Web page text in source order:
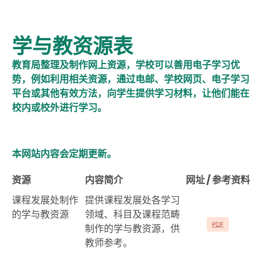
学与教资源表
教育局整理及制作网上资源，学校可以善用电子学习优
势，例如利用相关资源，通过电邮、学校网页、电子学习
平台或其他有效方法，向学生提供学习材料，让他们能在
校内或校外进行学习。
本网站内容会定期更新。
资源
内容简介
网址 / 参考资料
课程发展处制作
的学与教资源
提供课程发展处各学习
领域、科目及课程范畴
制作的学与教资源，供
教师参考。